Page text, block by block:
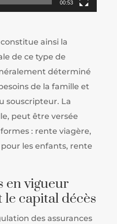
00:53
ainsi la
de ce type de
déterminé
de la famille et
souscripteur. La
peut être versée
: rente viagère,
les enfants, rente
en vigueur
capital décès
des assurances